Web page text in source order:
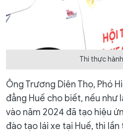
Thi thực
Ông Trương Diên Thọ, Phó
đẳng Huế cho biết, nếu như
vào năm 2024 đã tạo hiệu
đào tạo lái xe tại Huế, thì